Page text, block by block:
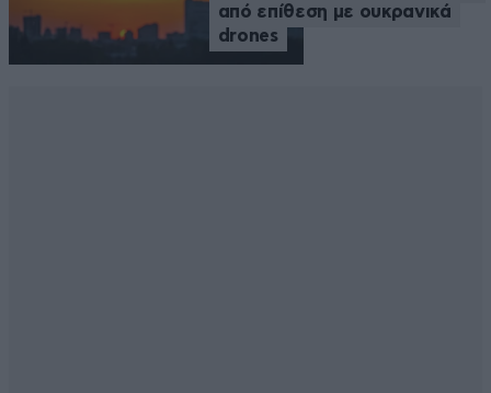
από επίθεση με ουκρανικά
drones